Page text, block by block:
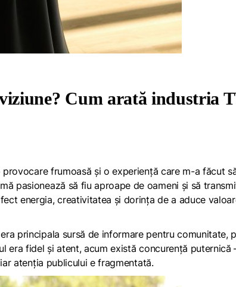
Cum arată industria
frumoasă și o experiență care m-a făcut
pasionează să fiu aproape de oameni și să
energia, creativitatea și dorința de a aduce
principala sursă de informare pentru comunitate,
era fidel și atent, acum există concurență puternică
atenția publicului e fragmentată.